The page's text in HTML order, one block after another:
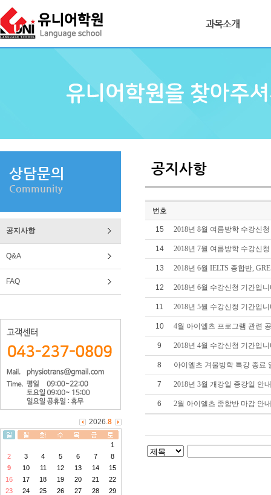
과목소개
상담문의
Community
공지사항
Q&A
FAQ
2026.8
1
2
3 4 5 6 7
8
9
10 11 12 13 14
15
16
17 18 19 20 21
22
23
24 25 26 27 28
29
공지사항
번호
15 2018년 8월 여름방학 수강신
14 2018년 7월 여름방학 수강신
13 2018년 6월 IELTS 종합반,
12 2018년 6월 수강신청 기간입
11 2018년 5월 수강신청 기간입
10 4월 아이엘츠 프로그램 관련
9 2018년 4월 수강신청 기간입
8 아이엘츠 겨울방학 특강 종료
7 2018년 3월 개강일 종강일 안내
6 2월 아이엘츠 종합반 마감 안내